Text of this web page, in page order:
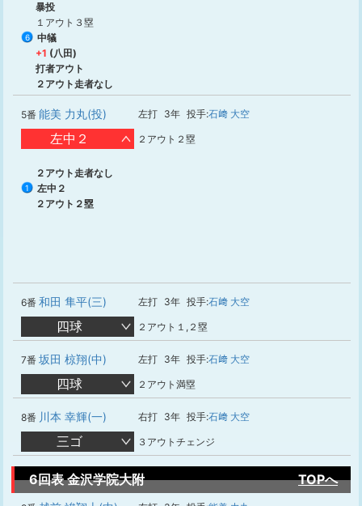
暴投
１アウト３塁
6
中犠
+1 (八田)
打者アウト
２アウト走者なし
5番 能美 力丸(投) 左打 3年 投手:石﨑 大空
左中２ ２アウト２塁
２アウト走者なし
1
左中２
２アウト２塁
6番 和田 隼平(三) 左打 3年 投手:石﨑 大空
四球 ２アウト１,２塁
7番 坂田 椋翔(中) 左打 3年 投手:石﨑 大空
四球 ２アウト満塁
8番 川本 幸輝(一) 右打 3年 投手:石﨑 大空
三ゴ ３アウトチェンジ
6回表 金沢学院大附 TOPへ